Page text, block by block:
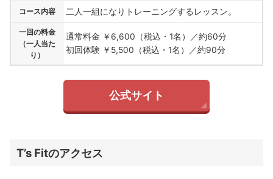
コース内容 二人一組になりトレーニングするレッスン。
一回の料金
（一人当た
り）
通常料金 ￥6,600（税込・1名）／約60分
初回体験 ￥5,500（税込・1名）／約90分
公式サイト
T’s Fitのアクセス